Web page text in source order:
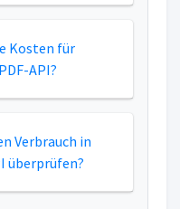
API?
überprüfen?